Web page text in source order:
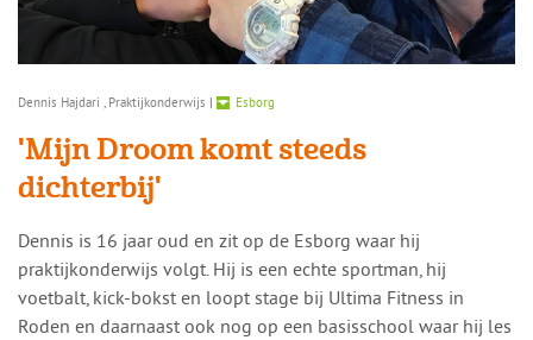
Dennis Hajdari , Praktijkonderwijs | Esborg
'Mijn Droom komt steeds
dichterbij'
Dennis is 16 jaar oud en zit op de Esborg waar hij
praktijkonderwijs volgt. Hij is een echte sportman, hij
voetbalt, kick-bokst en loopt stage bij Ultima Fitness in
Roden en daarnaast ook nog op een basisschool waar hij les